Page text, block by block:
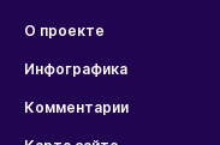
О проекте
Инфографика
Комментарии